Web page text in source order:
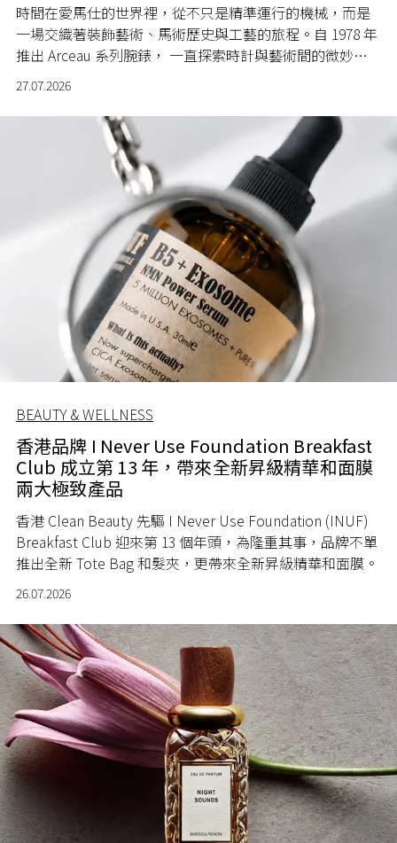
時間在愛馬仕的世界裡，從不只是精準運行的機械，而是
一場交織著裝飾藝術、馬術歷史與工藝的旅程。自 1978 年
推出 Arceau 系列腕錶， 一直探索時計與藝術間的微妙關
27.07.2026
BEAUTY & WELLNESS
香港品牌 I Never Use Foundation Breakfast
Club 成立第 13 年，帶來全新昇級精華和面膜
兩大極致產品
香港 Clean Beauty 先驅 I Never Use Foundation (INUF)
Breakfast Club 迎來第 13 個年頭，為隆重其事，品牌不單
推出全新 Tote Bag 和髮夾，更帶來全新昇級精華和面膜。
26.07.2026